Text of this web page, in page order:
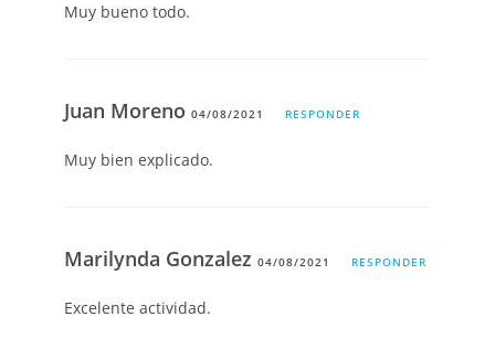
Muy bueno todo.
Juan Moreno04/08/2021 RESPONDER
Muy bien explicado.
Marilynda Gonzalez04/08/2021 RESPONDER
Excelente actividad.